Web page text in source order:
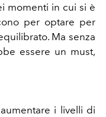
momenti in cui si è
per optare per
Ma senza
essere un must,
i livelli di